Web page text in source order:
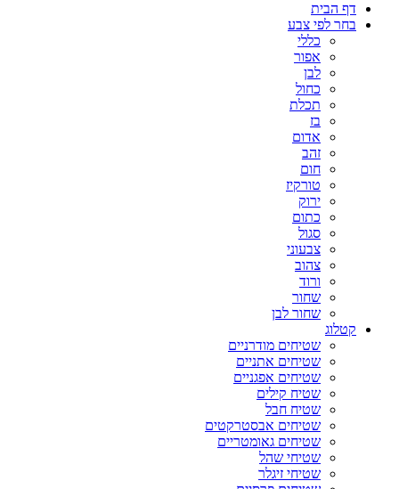
דף הבית
בחר לפי צבע
כללי
אפור
לבן
כחול
תכלת
בז
אדום
זהב
חום
טורקיז
ירוק
כתום
סגול
צבעוני
צהוב
ורוד
שחור
שחור לבן
קטלוג
שטיחים מודרניים
שטיחים אתניים
שטיחים אפגניים
שטיח קילים
שטיח חבל
שטיחים אבסטרקטים
שטיחים גאומטריים
שטיחי שהל
שטיחי זיגלר